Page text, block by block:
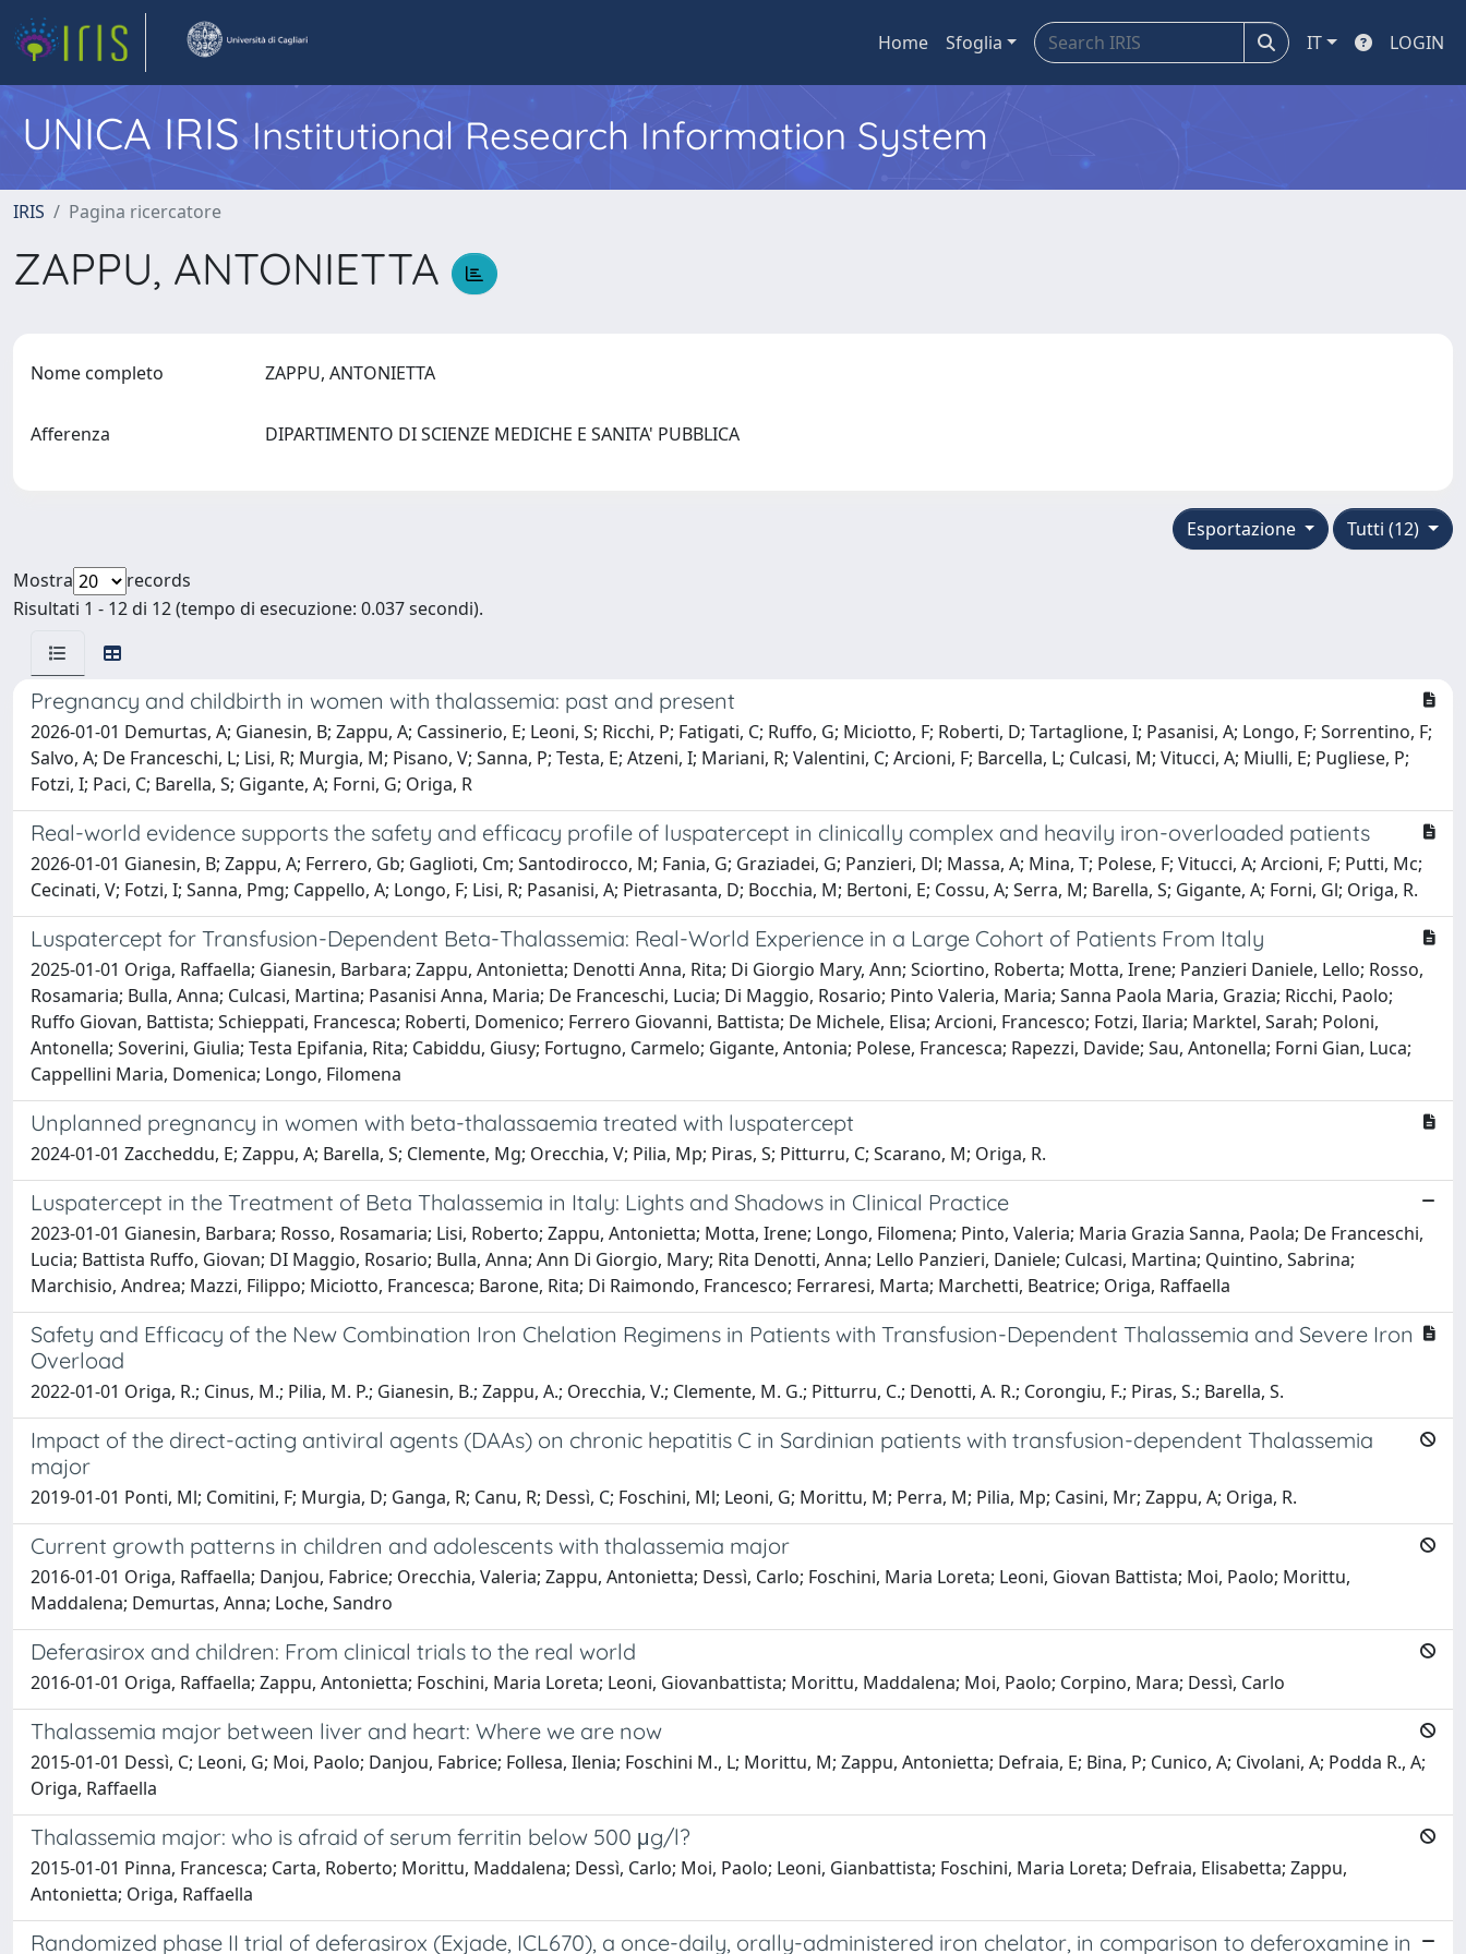
Home Sfoglia IT LOGIN
UNICA IRISInstitutional Research Information System
IRIS Pagina ricercatore
ZAPPU, ANTONIETTA
Nome completo ZAPPU, ANTONIETTA
Afferenza DIPARTIMENTO DI SCIENZE MEDICHE E SANITA' PUBBLICA
Tutti (12)
Esportazione
Mostra
records
Risultati 1 - 12 di 12 (tempo di esecuzione: 0.037 secondi).
Pregnancy and childbirth in women with thalassemia: past and present
2026-01-01 Demurtas, A; Gianesin, B; Zappu, A; Cassinerio, E; Leoni, S; Ricchi, P; Fatigati, C; Ruffo, G; Miciotto, F; Roberti, D; Tartaglione, I; Pasanisi, A; Longo, F; Sorrentino, F;
Salvo, A; De Franceschi, L; Lisi, R; Murgia, M; Pisano, V; Sanna, P; Testa, E; Atzeni, I; Mariani, R; Valentini, C; Arcioni, F; Barcella, L; Culcasi, M; Vitucci, A; Miulli, E; Pugliese, P;
Fotzi, I; Paci, C; Barella, S; Gigante, A; Forni, G; Origa, R
Real-world evidence supports the safety and efficacy profile of luspatercept in clinically complex and heavily iron-overloaded patients
2026-01-01 Gianesin, B; Zappu, A; Ferrero, Gb; Gaglioti, Cm; Santodirocco, M; Fania, G; Graziadei, G; Panzieri, Dl; Massa, A; Mina, T; Polese, F; Vitucci, A; Arcioni, F; Putti, Mc;
Cecinati, V; Fotzi, I; Sanna, Pmg; Cappello, A; Longo, F; Lisi, R; Pasanisi, A; Pietrasanta, D; Bocchia, M; Bertoni, E; Cossu, A; Serra, M; Barella, S; Gigante, A; Forni, Gl; Origa, R.
Luspatercept for Transfusion-Dependent Beta-Thalassemia: Real-World Experience in a Large Cohort of Patients From Italy
2025-01-01 Origa, Raffaella; Gianesin, Barbara; Zappu, Antonietta; Denotti Anna, Rita; Di Giorgio Mary, Ann; Sciortino, Roberta; Motta, Irene; Panzieri Daniele, Lello; Rosso,
Rosamaria; Bulla, Anna; Culcasi, Martina; Pasanisi Anna, Maria; De Franceschi, Lucia; Di Maggio, Rosario; Pinto Valeria, Maria; Sanna Paola Maria, Grazia; Ricchi, Paolo;
Ruffo Giovan, Battista; Schieppati, Francesca; Roberti, Domenico; Ferrero Giovanni, Battista; De Michele, Elisa; Arcioni, Francesco; Fotzi, Ilaria; Marktel, Sarah; Poloni,
Antonella; Soverini, Giulia; Testa Epifania, Rita; Cabiddu, Giusy; Fortugno, Carmelo; Gigante, Antonia; Polese, Francesca; Rapezzi, Davide; Sau, Antonella; Forni Gian, Luca;
Cappellini Maria, Domenica; Longo, Filomena
Unplanned pregnancy in women with beta-thalassaemia treated with luspatercept
2024-01-01 Zaccheddu, E; Zappu, A; Barella, S; Clemente, Mg; Orecchia, V; Pilia, Mp; Piras, S; Pitturru, C; Scarano, M; Origa, R.
Luspatercept in the Treatment of Beta Thalassemia in Italy: Lights and Shadows in Clinical Practice
2023-01-01 Gianesin, Barbara; Rosso, Rosamaria; Lisi, Roberto; Zappu, Antonietta; Motta, Irene; Longo, Filomena; Pinto, Valeria; Maria Grazia Sanna, Paola; De Franceschi,
Lucia; Battista Ruffo, Giovan; DI Maggio, Rosario; Bulla, Anna; Ann Di Giorgio, Mary; Rita Denotti, Anna; Lello Panzieri, Daniele; Culcasi, Martina; Quintino, Sabrina;
Marchisio, Andrea; Mazzi, Filippo; Miciotto, Francesca; Barone, Rita; Di Raimondo, Francesco; Ferraresi, Marta; Marchetti, Beatrice; Origa, Raffaella
Safety and Efficacy of the New Combination Iron Chelation Regimens in Patients with Transfusion-Dependent Thalassemia and Severe Iron
Overload
2022-01-01 Origa, R.; Cinus, M.; Pilia, M. P.; Gianesin, B.; Zappu, A.; Orecchia, V.; Clemente, M. G.; Pitturru, C.; Denotti, A. R.; Corongiu, F.; Piras, S.; Barella, S.
Impact of the direct-acting antiviral agents (DAAs) on chronic hepatitis C in Sardinian patients with transfusion-dependent Thalassemia
major
2019-01-01 Ponti, Ml; Comitini, F; Murgia, D; Ganga, R; Canu, R; Dessì, C; Foschini, Ml; Leoni, G; Morittu, M; Perra, M; Pilia, Mp; Casini, Mr; Zappu, A; Origa, R.
Current growth patterns in children and adolescents with thalassemia major
2016-01-01 Origa, Raffaella; Danjou, Fabrice; Orecchia, Valeria; Zappu, Antonietta; Dessì, Carlo; Foschini, Maria Loreta; Leoni, Giovan Battista; Moi, Paolo; Morittu,
Maddalena; Demurtas, Anna; Loche, Sandro
Deferasirox and children: From clinical trials to the real world
2016-01-01 Origa, Raffaella; Zappu, Antonietta; Foschini, Maria Loreta; Leoni, Giovanbattista; Morittu, Maddalena; Moi, Paolo; Corpino, Mara; Dessì, Carlo
Thalassemia major between liver and heart: Where we are now
2015-01-01 Dessì, C; Leoni, G; Moi, Paolo; Danjou, Fabrice; Follesa, Ilenia; Foschini M., L; Morittu, M; Zappu, Antonietta; Defraia, E; Bina, P; Cunico, A; Civolani, A; Podda R., A;
Origa, Raffaella
Thalassemia major: who is afraid of serum ferritin below 500 μg/l?
2015-01-01 Pinna, Francesca; Carta, Roberto; Morittu, Maddalena; Dessì, Carlo; Moi, Paolo; Leoni, Gianbattista; Foschini, Maria Loreta; Defraia, Elisabetta; Zappu,
Antonietta; Origa, Raffaella
Randomized phase II trial of deferasirox (Exjade, ICL670), a once-daily, orally-administered iron chelator, in comparison to deferoxamine in